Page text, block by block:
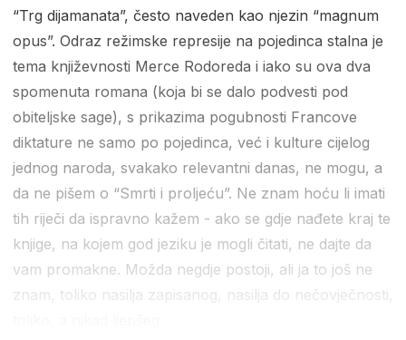
“Trg dijamanata”, često naveden kao njezin “magnum
opus”. Odraz režimske represije na pojedinca stalna je
tema književnosti Merce Rodoreda i iako su ova dva
spomenuta romana (koja bi se dalo podvesti pod
obiteljske sage), s prikazima pogubnosti Francove
diktature ne samo po pojedinca, već i kulture cijelog
jednog naroda, svakako relevantni danas, ne mogu, a
da ne pišem o “Smrti i proljeću”. Ne znam hoću li imati
tih riječi da ispravno kažem - ako se gdje nađete kraj te
knjige, na kojem god jeziku je mogli čitati, ne dajte da
vam promakne. Možda negdje postoji, ali ja to još ne
znam, toliko nasilja zapisanog, nasilja do nečovječnosti,